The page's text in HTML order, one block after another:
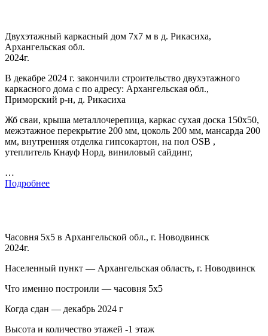
Двухэтажный каркасный дом 7х7 м в д. Рикасиха,
Архангельская обл.
2024г.
В декабре 2024 г. закончили строительство двухэтажного
каркасного дома с по адресу: Архангельская обл.,
Приморский р-н, д. Рикасиха
Жб сваи, крыша металлочерепица, каркас сухая доска 150х50,
межэтажное перекрытие 200 мм, цоколь 200 мм, мансарда 200
мм, внутренняя отделка гипсокартон, на пол OSB ,
утеплитель Кнауф Норд, виниловый сайдинг,
…
Подробнее
Часовня 5х5 в Архангельской обл., г. Новодвинск
2024г.
Населенный пункт — Архангельская область, г. Новодвинск
Что именно построили — часовня 5х5
Когда сдан — декабрь 2024 г
Высота и количество этажей -1 этаж